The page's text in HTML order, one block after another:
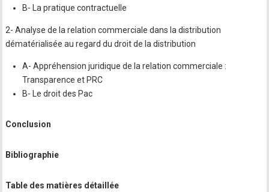
B- La pratique contractuelle
2- Analyse de la relation commerciale dans la distribution
dématérialisée au regard du droit de la distribution
A- Appréhension juridique de la relation commerciale :
Transparence et PRC
B- Le droit des Pac
Conclusion
Bibliographie
Table des matières détaillée